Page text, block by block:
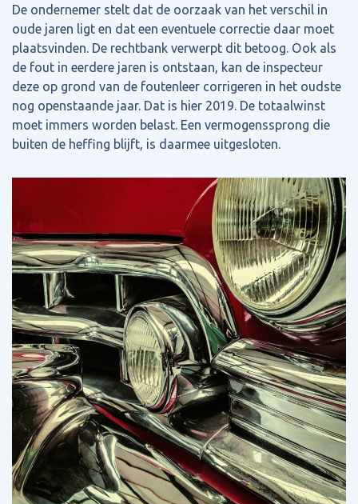
De ondernemer stelt dat de oorzaak van het verschil in
oude jaren ligt en dat een eventuele correctie daar moet
plaatsvinden. De rechtbank verwerpt dit betoog. Ook als
de fout in eerdere jaren is ontstaan, kan de inspecteur
deze op grond van de foutenleer corrigeren in het oudste
nog openstaande jaar. Dat is hier 2019. De totaalwinst
moet immers worden belast. Een vermogenssprong die
buiten de heffing blijft, is daarmee uitgesloten.